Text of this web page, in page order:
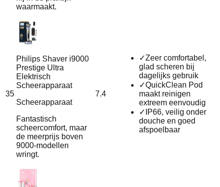
waarmaakt.
35
Philips Shaver i9000
Prestige Ultra
Elektrisch
Scheerapparaat
Scheerapparaat
Fantastisch
scheercomfort, maar
de meerprijs boven
9000‑modellen
wringt.
7.4
✓Zeer comfortabel,
glad scheren bij
dagelijks gebruik
✓QuickClean Pod
maakt reinigen
extreem eenvoudig
✓ IP66, veilig onder
douche en goed
afspoelbaar